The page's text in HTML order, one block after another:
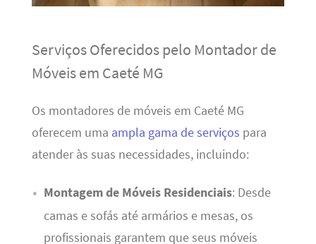
Serviços Oferecidos pelo Montador de
Móveis em Caeté MG
Os montadores de móveis em Caeté MG
oferecem uma ampla gama de serviços para
atender às suas necessidades, incluindo:
Montagem de Móveis Residenciais: Desde
camas e sofás até armários e mesas, os
profissionais garantem que seus móveis